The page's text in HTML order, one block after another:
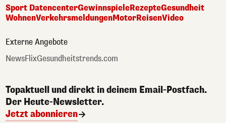
Sport DatencenterGewinnspieleRezepteGesundheit
WohnenVerkehrsmeldungenMotorReisenVideo
Externe Angebote
NewsFlixGesundheitstrends.com
Topaktuell und direkt in deinem Email-Postfach.
Der Heute-Newsletter.
Jetzt abonnieren